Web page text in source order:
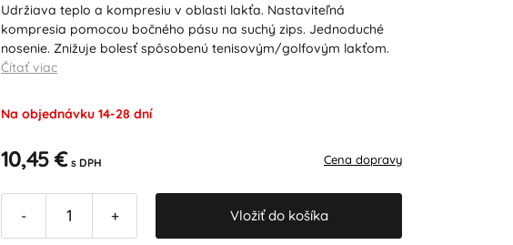
Udržiava teplo a kompresiu v oblasti lakťa. Nastaviteľná
kompresia pomocou bočného pásu na suchý zips. Jednoduché
nosenie. Znižuje bolesť spôsobenú tenisovým/golfovým lakťom.
Čítať viac
Na objednávku 14-28 dní
10,45 € s DPH Cena dopravy
- + Vložiť do košíka